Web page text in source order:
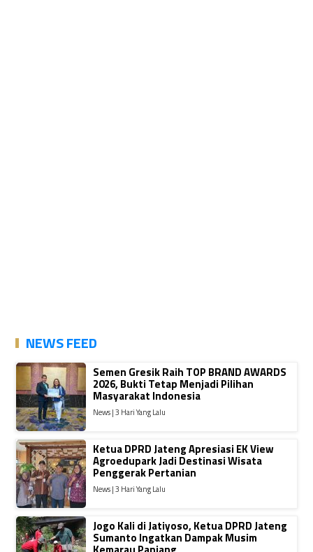
NEWS FEED
Semen Gresik Raih TOP BRAND AWARDS
2026, Bukti Tetap Menjadi Pilihan
Masyarakat Indonesia
News | 3 Hari Yang Lalu
Ketua DPRD Jateng Apresiasi EK View
Agroedupark Jadi Destinasi Wisata
Penggerak Pertanian
News | 3 Hari Yang Lalu
Jogo Kali di Jatiyoso, Ketua DPRD Jateng
Sumanto Ingatkan Dampak Musim